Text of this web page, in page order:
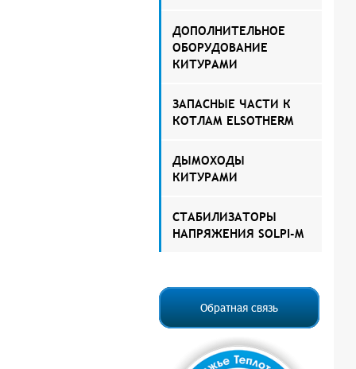
ДОПОЛНИТЕЛЬНОЕ
ОБОРУДОВАНИЕ
КИТУРАМИ
ЗАПАСНЫЕ ЧАСТИ К
КОТЛАМ ELSOTHERM
ДЫМОХОДЫ
КИТУРАМИ
СТАБИЛИЗАТОРЫ
НАПРЯЖЕНИЯ SOLPI-M
Обратная связь